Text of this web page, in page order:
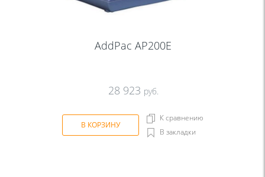
AddPac AP200E
28 923 руб.
В КОРЗИНУ
К сравнению
В закладки